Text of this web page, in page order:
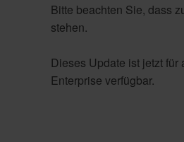
Bitte beachten Sie, dass
stehen.
Dieses Update ist jetzt
Enterprise verfügbar.